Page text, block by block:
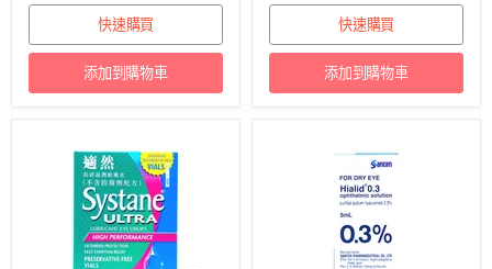
快速購買
添加到購物車
快速購買
添加到購物車